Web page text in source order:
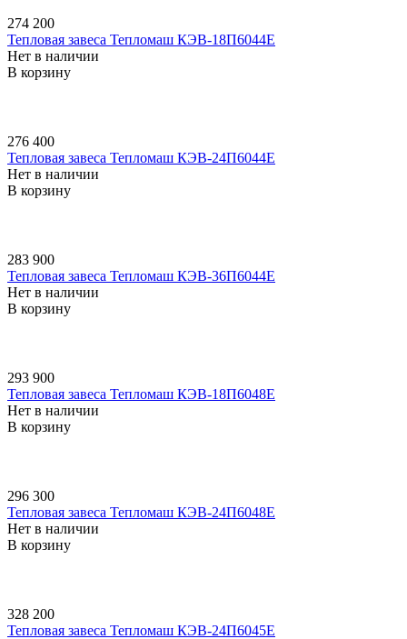
274 200
Тепловая завеса Тепломаш КЭВ-18П6044E
Нет в наличии
В корзину
276 400
Тепловая завеса Тепломаш КЭВ-24П6044E
Нет в наличии
В корзину
283 900
Тепловая завеса Тепломаш КЭВ-36П6044E
Нет в наличии
В корзину
293 900
Тепловая завеса Тепломаш КЭВ-18П6048E
Нет в наличии
В корзину
296 300
Тепловая завеса Тепломаш КЭВ-24П6048E
Нет в наличии
В корзину
328 200
Тепловая завеса Тепломаш КЭВ-24П6045E